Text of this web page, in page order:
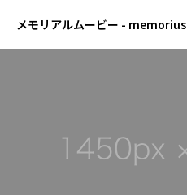
メモリアルムービー - memorius